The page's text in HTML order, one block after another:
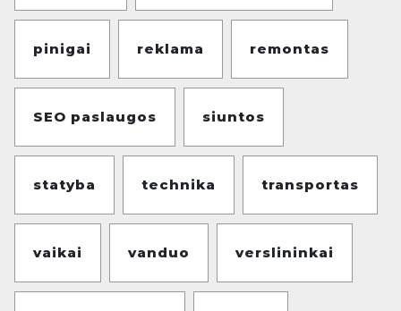
pinigai reklama remontas
SEO paslaugos siuntos
statyba technika transportas
vaikai vanduo verslininkai